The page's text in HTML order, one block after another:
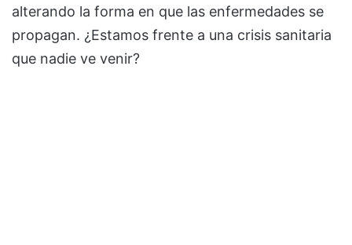
alterando la forma en que las enfermedades se
propagan. ¿Estamos frente a una crisis sanitaria
que nadie ve venir?